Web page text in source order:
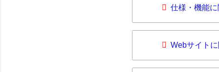
仕様・機能
Webサイト